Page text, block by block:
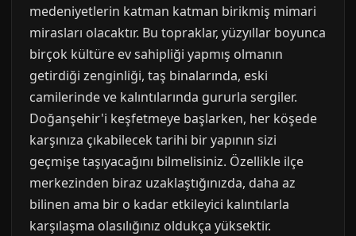
medeniyetlerin katman katman birikmiş mimari
mirasları olacaktır. Bu topraklar, yüzyıllar boyunca
birçok kültüre ev sahipliği yapmış olmanın
getirdiği zenginliği, taş binalarında, eski
camilerinde ve kalıntılarında gururla sergiler.
Doğanşehir'i keşfetmeye başlarken, her köşede
karşınıza çıkabilecek tarihi bir yapının sizi
geçmişe taşıyacağını bilmelisiniz. Özellikle ilçe
merkezinden biraz uzaklaştığınızda, daha az
bilinen ama bir o kadar etkileyici kalıntılarla
karşılaşma olasılığınız oldukça yüksektir.